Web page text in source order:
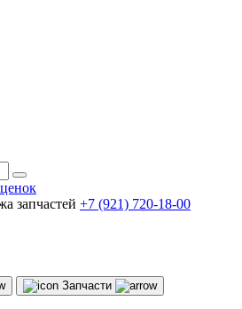
запчастей +7 (921) 720-18-00
Запчасти